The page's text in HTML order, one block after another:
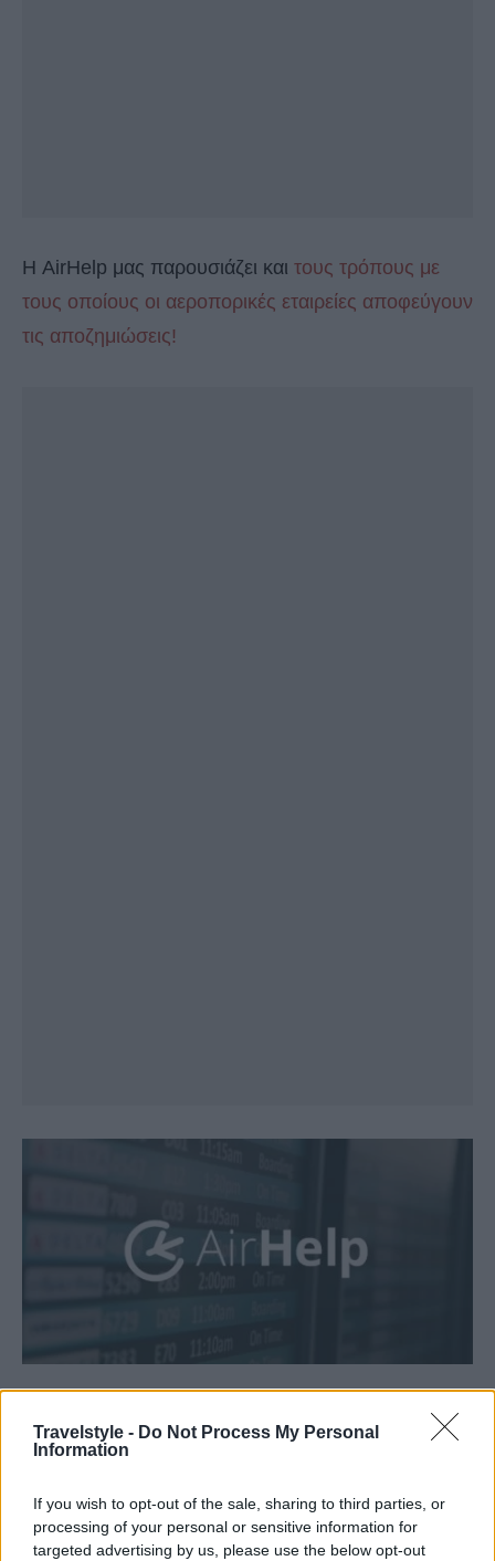
Travelstyle - Do Not Process My Personal
Information
If you wish to opt-out of the sale, sharing to third parties, or
processing of your personal or sensitive information for
targeted advertising by us, please use the below opt-out
Η AirHelp μας παρουσιάζει και τους τρόπους με
τους οποίους οι αεροπορικές εταιρείες αποφεύγουν
τις αποζημιώσεις!
Ποια είναι τα δικαιώματα τα
επιβατών;
Περισσότερα από εννέα εκατομμύρια άνθρωποι
πέταξαν από αεροδρόμια της Ελλάδας το διάστημα